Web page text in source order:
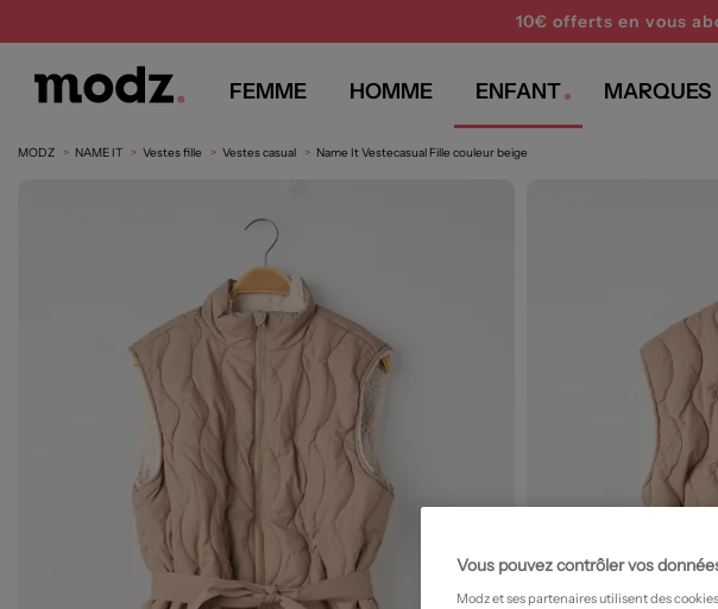
10€ offerts en vous
FEMME HOMME ENFANT MARQUES
MODZ NAME IT Vestes fille Vestes casual Name It Vestecasual Fille couleur beige
Vous pouvez contrôler vos
Modz et ses partenaires utilisent des